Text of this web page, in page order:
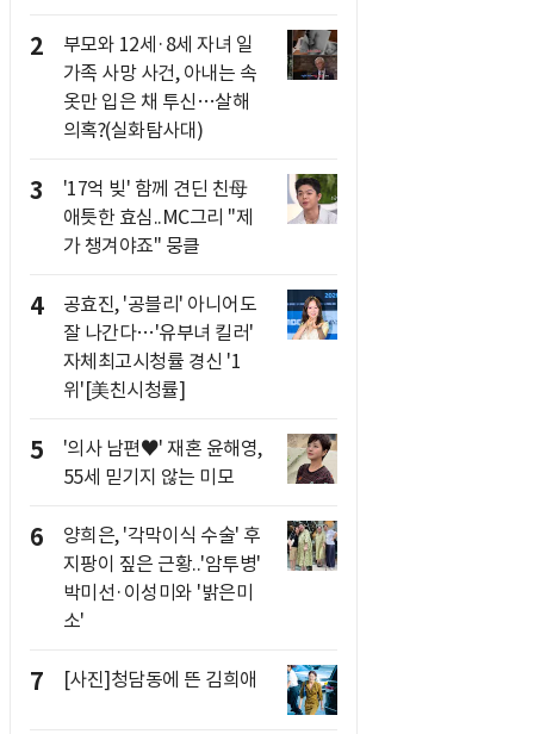
2
부모와 12세·8세 자녀 일
가족 사망 사건, 아내는 속
옷만 입은 채 투신…살해
의혹?(실화탐사대)
3
'17억 빚' 함께 견딘 친母
애틋한 효심..MC그리 "제
가 챙겨야죠" 뭉클
4
공효진, '공블리' 아니어도
잘 나간다…'유부녀 킬러'
자체최고시청률 경신 '1
위'[美친시청률]
5
'의사 남편♥' 재혼 윤해영,
55세 믿기지 않는 미모
6
양희은, '각막이식 수술' 후
지팡이 짚은 근황..'암투병'
박미선·이성미와 '밝은미
소'
7 [사진]청담동에 뜬 김희애